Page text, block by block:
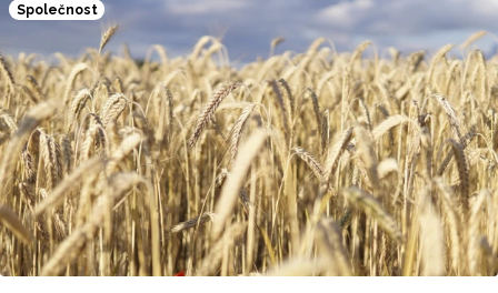
Společnost